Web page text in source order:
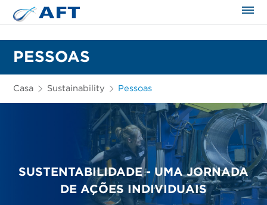
PESSOAS
Casa Sustainability Pessoas
SUSTENTABILIDADE - UMA JORNADA
DE AÇÕES INDIVIDUAIS